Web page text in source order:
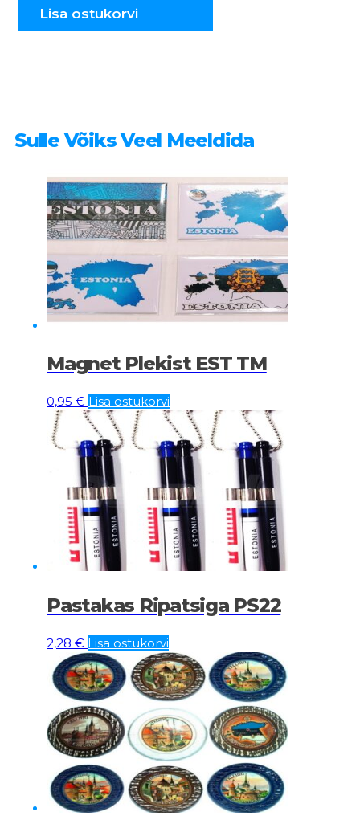
Lisa ostukorvi
Sulle Võiks Veel Meeldida
Magnet Plekist EST TM
0,95 € Lisa ostukorvi
Pastakas Ripatsiga PS22
2,28 € Lisa ostukorvi